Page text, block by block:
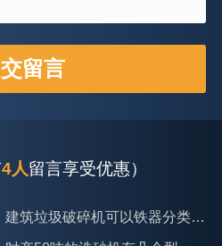
4人留言享受优惠）
产50吨的洗砂机有几个型号？